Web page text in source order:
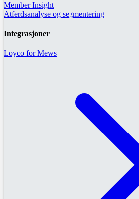
Member Insight
Atferdsanalyse og segmentering
Integrasjoner
Loyco for Mews